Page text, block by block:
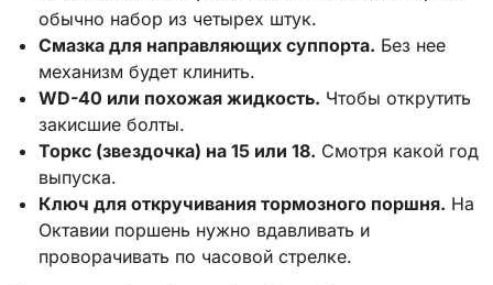
обычно набор из четырех штук.
Смазка для направляющих суппорта. Без нее
механизм будет клинить.
WD-40 или похожая жидкость. Чтобы открутить
закисшие болты.
Торкс (звездочка) на 15 или 18. Смотря какой год
выпуска.
Ключ для откручивания тормозного поршня. На
Октавии поршень нужно вдавливать и
проворачивать по часовой стрелке.